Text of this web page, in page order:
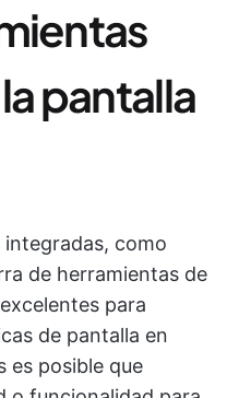
pantalla
integradas, como
de herramientas de
para
de pantalla en
es posible que